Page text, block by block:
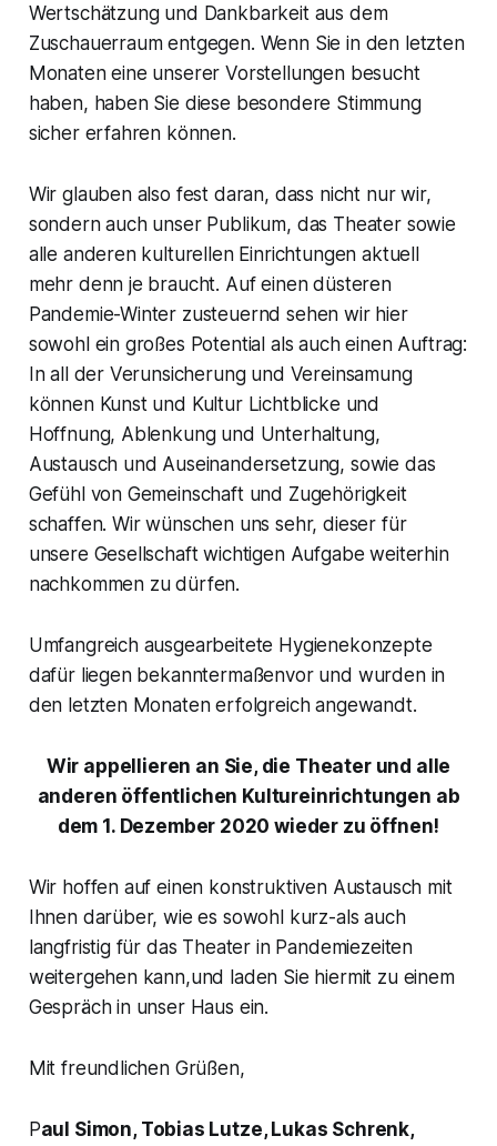
Wertschätzung und Dankbarkeit aus dem
Zuschauerraum entgegen. Wenn Sie in den letzten
Monaten eine unserer Vorstellungen besucht
haben, haben Sie diese besondere Stimmung
sicher erfahren können.
Wir glauben also fest daran, dass nicht nur wir,
sondern auch unser Publikum, das Theater sowie
alle anderen kulturellen Einrichtungen aktuell
mehr denn je braucht. Auf einen düsteren
Pandemie-Winter zusteuernd sehen wir hier
sowohl ein großes Potential als auch einen Auftrag:
In all der Verunsicherung und Vereinsamung
können Kunst und Kultur Lichtblicke und
Hoffnung, Ablenkung und Unterhaltung,
Austausch und Auseinandersetzung, sowie das
Gefühl von Gemeinschaft und Zugehörigkeit
schaffen. Wir wünschen uns sehr, dieser für
unsere Gesellschaft wichtigen Aufgabe weiterhin
nachkommen zu dürfen.
Umfangreich ausgearbeitete Hygienekonzepte
dafür liegen bekanntermaßenvor und wurden in
den letzten Monaten erfolgreich angewandt.
Wir appellieren an Sie, die Theater und alle
anderen öffentlichen Kultureinrichtungen ab
dem 1. Dezember 2020 wieder zu öffnen!
Wir hoffen auf einen konstruktiven Austausch mit
Ihnen darüber, wie es sowohl kurz-als auch
langfristig für das Theater in Pandemiezeiten
weitergehen kann,und laden Sie hiermit zu einem
Gespräch in unser Haus ein.
Mit freundlichen Grüßen,
Paul Simon, Tobias Lutze, Lukas Schrenk,